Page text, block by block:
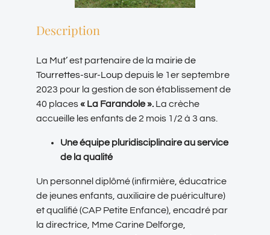
Description
La Mut’ est partenaire de la mairie de
Tourrettes-sur-Loup depuis le 1er septembre
2023 pour la gestion de son établissement de
40 places« La Farandole ». La crèche
accueille les enfants de 2 mois 1/2 à 3 ans.
Une équipe pluridisciplinaire au service
de la qualité
Un personnel diplômé (infirmière, éducatrice
de jeunes enfants, auxiliaire de puériculture)
et qualifié (CAP Petite Enfance), encadré par
la directrice, Mme Carine Delforge,